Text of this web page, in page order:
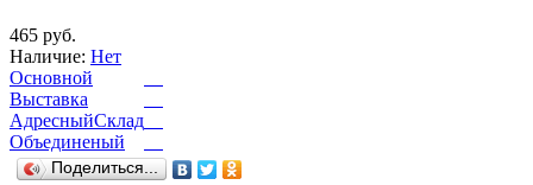
465 руб.
Наличие: Нет
Основной
Выставка
АдресныйСклад
Объединеный
Поделиться...